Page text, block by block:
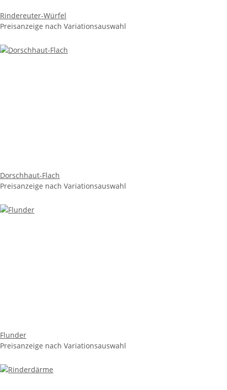
Rindereuter-Würfel
Preisanzeige nach Variationsauswahl
Dorschhaut-Flach
Preisanzeige nach Variationsauswahl
Flunder
Preisanzeige nach Variationsauswahl